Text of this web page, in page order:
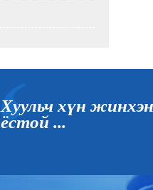
Хуульч хүн
ёстой ...